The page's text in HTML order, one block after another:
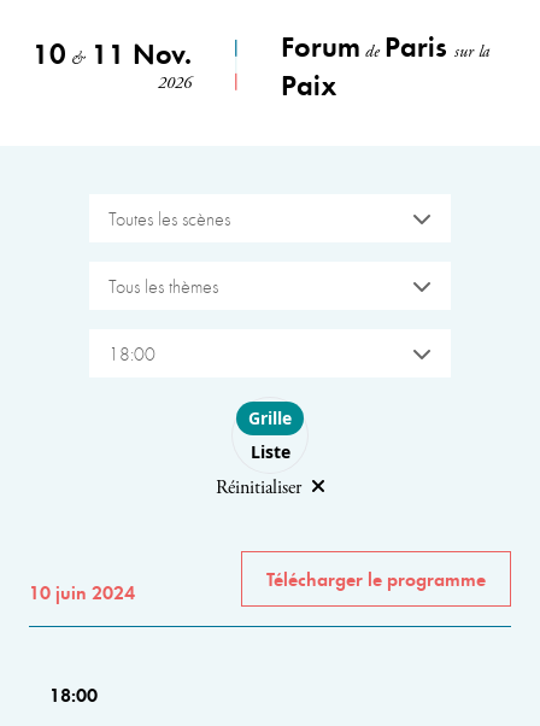
10 &11 Nov.
2026
Forum de Parissur la
Paix
Toutes les scènes
Tous les thèmes
18:00
Choose layout
Grille
Liste
Réinitialiser
10 juin 2024
Télécharger le programme
18:00